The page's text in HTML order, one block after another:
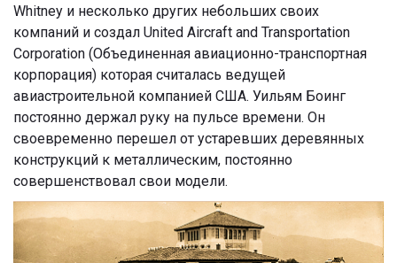
Whitney и несколько других небольших своих
компаний и создал United Aircraft and Transportation
Corporation (Объединенная авиационно-транспортная
корпорация) которая считалась ведущей
авиастроительной компанией США. Уильям Боинг
постоянно держал руку на пульсе времени. Он
своевременно перешел от устаревших деревянных
конструкций к металлическим, постоянно
совершенствовал свои модели.